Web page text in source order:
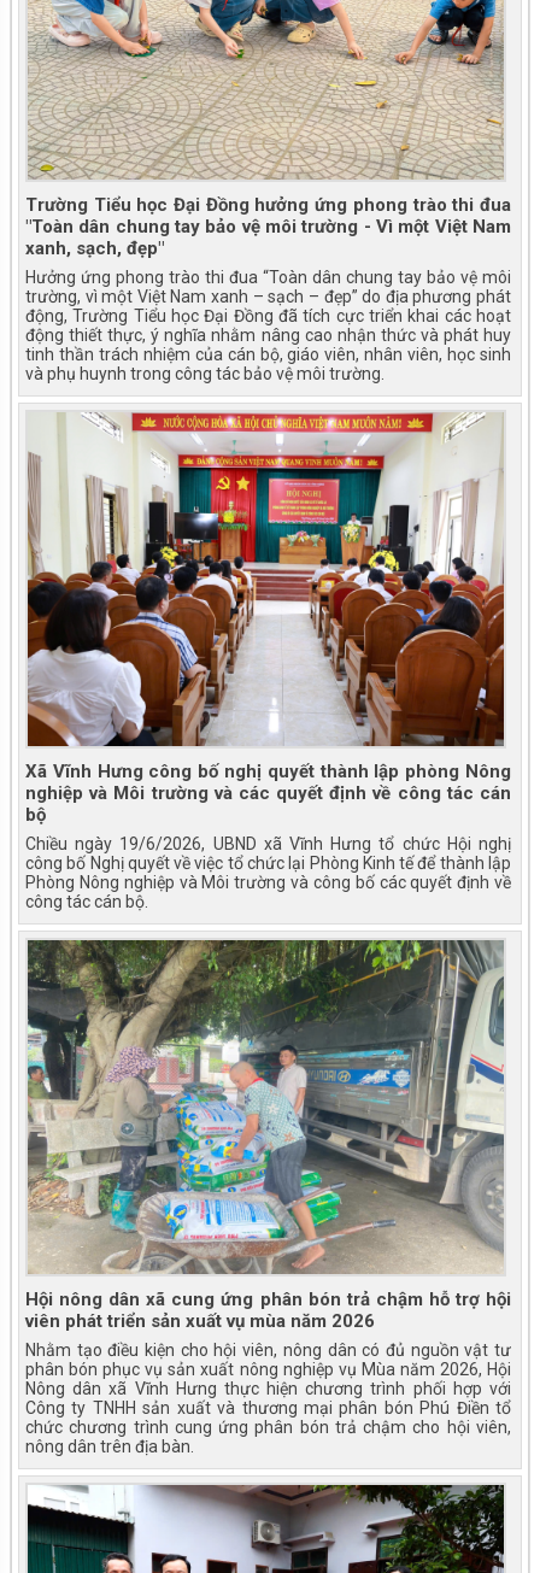
Trường Tiểu học Đại Đồng hưởng ứng phong trào thi đua
"Toàn dân chung tay bảo vệ môi trường - Vì một Việt Nam
xanh, sạch, đẹp"
Hưởng ứng phong trào thi đua “Toàn dân chung tay bảo vệ môi
trường, vì một Việt Nam xanh – sạch – đẹp” do địa phương phát
động, Trường Tiểu học Đại Đồng đã tích cực triển khai các hoạt
động thiết thực, ý nghĩa nhằm nâng cao nhận thức và phát huy
tinh thần trách nhiệm của cán bộ, giáo viên, nhân viên, học sinh
và phụ huynh trong công tác bảo vệ môi trường.
Xã Vĩnh Hưng công bố nghị quyết thành lập phòng Nông
nghiệp và Môi trường và các quyết định về công tác cán
bộ
Chiều ngày 19/6/2026, UBND xã Vĩnh Hưng tổ chức Hội nghị
công bố Nghị quyết về việc tổ chức lại Phòng Kinh tế để thành lập
Phòng Nông nghiệp và Môi trường và công bố các quyết định về
công tác cán bộ.
Hội nông dân xã cung ứng phân bón trả chậm hỗ trợ hội
viên phát triển sản xuất vụ mùa năm 2026
Nhằm tạo điều kiện cho hội viên, nông dân có đủ nguồn vật tư
phân bón phục vụ sản xuất nông nghiệp vụ Mùa năm 2026, Hội
Nông dân xã Vĩnh Hưng thực hiện chương trình phối hợp với
Công ty TNHH sản xuất và thương mại phân bón Phú Điền tổ
chức chương trình cung ứng phân bón trả chậm cho hội viên,
nông dân trên địa bàn.